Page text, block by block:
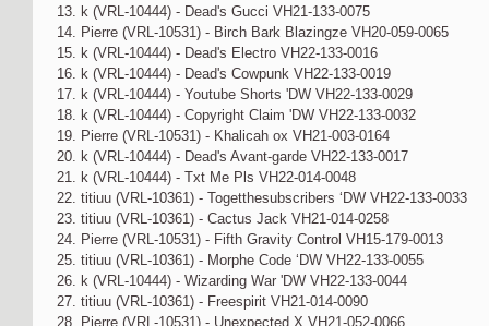
13. k (VRL-10444) - Dead's Gucci VH21-133-0075
14. Pierre (VRL-10531) - Birch Bark Blazingze VH20-059-0065
15. k (VRL-10444) - Dead's Electro VH22-133-0016
16. k (VRL-10444) - Dead's Cowpunk VH22-133-0019
17. k (VRL-10444) - Youtube Shorts 'DW VH22-133-0029
18. k (VRL-10444) - Copyright Claim 'DW VH22-133-0032
19. Pierre (VRL-10531) - Khalicah ox VH21-003-0164
20. k (VRL-10444) - Dead's Avant-garde VH22-133-0017
21. k (VRL-10444) - Txt Me Pls VH22-014-0048
22. titiuu (VRL-10361) - Togetthesubscribers ‘DW VH22-133-0033
23. titiuu (VRL-10361) - Cactus Jack VH21-014-0258
24. Pierre (VRL-10531) - Fifth Gravity Control VH15-179-0013
25. titiuu (VRL-10361) - Morphe Code ‘DW VH22-133-0055
26. k (VRL-10444) - Wizarding War 'DW VH22-133-0044
27. titiuu (VRL-10361) - Freespirit VH21-014-0090
28. Pierre (VRL-10531) - Unexpected X VH21-052-0066